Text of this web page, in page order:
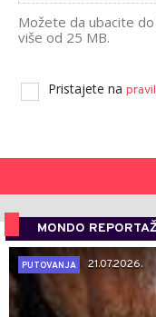
Možete da ubacite
više od 25 MB.
Pristajete na
MONDO
PUTOVANJA
21.07.2026.